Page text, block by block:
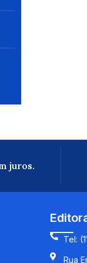
juros.
Tel:
Rua